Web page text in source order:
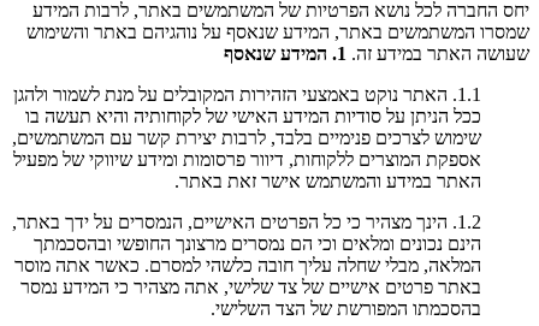
יחס החברה לכל נושא הפרטיות של המשתמשים באתר, לרבות המידע
שמסרו המשתמשים באתר, המידע שנאסף על נוהגיהם באתר והשימוש
שעושה האתר במידע זה. 1. המידע שנאסף
1.1. האתר נוקט באמצעי הזהירות המקובלים על מנת לשמור ולהגן
ככל הניתן על סודיות המידע האישי של לקוחותיה והיא תעשה בו
שימוש לצרכים פנימיים בלבד, לרבות יצירת קשר עם המשתמשים,
אספקת המוצרים ללקוחות, דיוור פרסומות ומידע שיווקי של מפעיל
האתר במידע והמשתמש אישר זאת באתר.
1.2. הינך מצהיר כי כל הפרטים האישיים, הנמסרים על ידך באתר,
הינם נכונים ומלאים וכי הם נמסרים מרצונך החופשי ובהסכמתך
המלאה, מבלי שחלה עליך חובה כלשהי למסרם. כאשר אתה מוסר
באתר פרטים אישיים של צד שלישי, אתה מצהיר כי המידע נמסר
בהסכמתו המפורשת של הצד השלישי.